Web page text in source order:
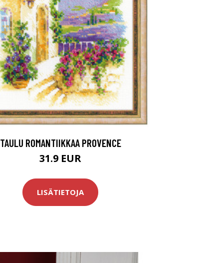
TAULU ROMANTIIKKAA PROVENCE
31.9 EUR
LISÄTIETOJA